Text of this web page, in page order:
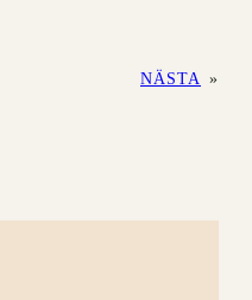
NÄSTA »